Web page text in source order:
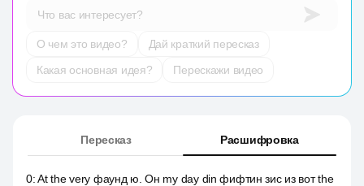
Что вас интересует?
О чем это видео?
Дай краткий пересказ
Какая основная идея?
Перескажи видео
Пересказ Расшифровка
0:At the very фаунд ю. Он my day din фифтин зис из вот the